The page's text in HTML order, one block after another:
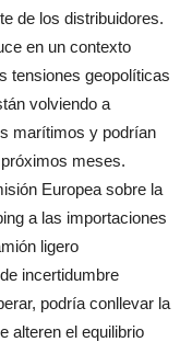
de los distribuidores.
en un contexto
tensiones geopolíticas
volviendo a
marítimos y podrían
meses.
Europea sobre la
a las importaciones
ligero
incertidumbre
podría conllevar la
alteren el equilibrio